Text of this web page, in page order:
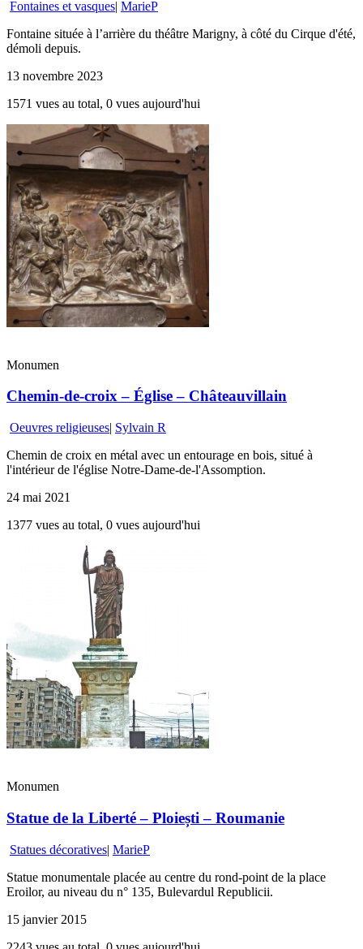
Fontaines et vasques| MarieP
Fontaine située à l’arrière du théâtre Marigny, à côté du Cirque d'été,
démoli depuis.
13 novembre 2023
1571 vues au total, 0 vues aujourd'hui
Monumen
Chemin-de-croix – Église – Châteauvillain
Oeuvres religieuses| Sylvain R
Chemin de croix en métal avec un entourage en bois, situé à
l'intérieur de l'église Notre-Dame-de-l'Assomption.
24 mai 2021
1377 vues au total, 0 vues aujourd'hui
Monumen
Statue de la Liberté – Ploiești – Roumanie
Statues décoratives| MarieP
Statue monumentale placée au centre du rond-point de la place
Eroilor, au niveau du n° 135, Bulevardul Republicii.
15 janvier 2015